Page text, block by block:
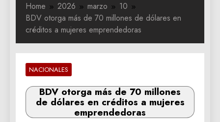
Home 2026 marzo
10
BDV otorga más de 70 millones de dólares en
créditos a mujeres emprendedoras
NACIONALES
BDV otorga más de 70 millones
de dólares en créditos a mujeres
emprendedoras